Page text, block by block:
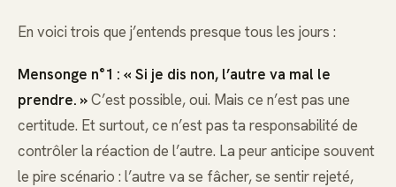
En voici trois que j’entends presque tous les jours :
Mensonge n°1 : « Si je dis non, l’autre va mal le
prendre. »C’est possible, oui. Mais ce n’est pas une
certitude. Et surtout, ce n’est pas ta responsabilité de
contrôler la réaction de l’autre. La peur anticipe souvent
le pire scénario : l’autre va se fâcher, se sentir rejeté,